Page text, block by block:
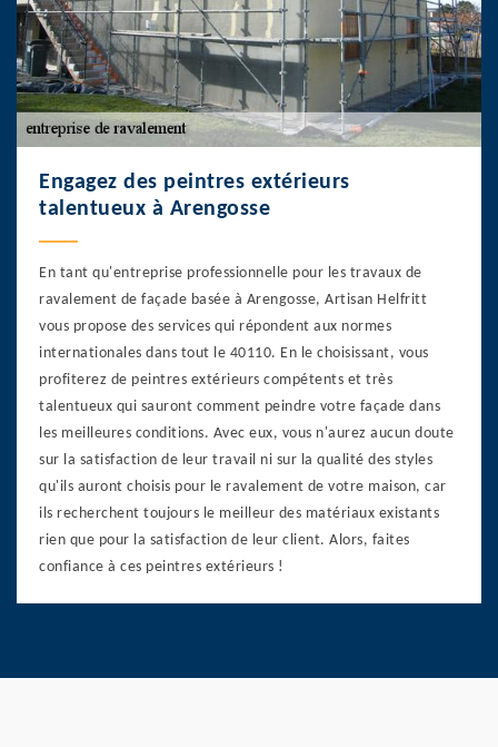
Engagez des peintres extérieurs
talentueux à Arengosse
En tant qu'entreprise professionnelle pour les travaux de
ravalement de façade basée à Arengosse, Artisan Helfritt
vous propose des services qui répondent aux normes
internationales dans tout le 40110. En le choisissant, vous
profiterez de peintres extérieurs compétents et très
talentueux qui sauront comment peindre votre façade dans
les meilleures conditions. Avec eux, vous n'aurez aucun doute
sur la satisfaction de leur travail ni sur la qualité des styles
qu'ils auront choisis pour le ravalement de votre maison, car
ils recherchent toujours le meilleur des matériaux existants
rien que pour la satisfaction de leur client. Alors, faites
confiance à ces peintres extérieurs !